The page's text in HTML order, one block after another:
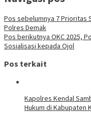
Pos sebelumnya 7 Prioritas
Polres Demak
Pos berikutnya OKC 2025,
Sosialisasi kepada Ojol
Pos terkait
Kapolres Kendal
Hukum di Kabupaten